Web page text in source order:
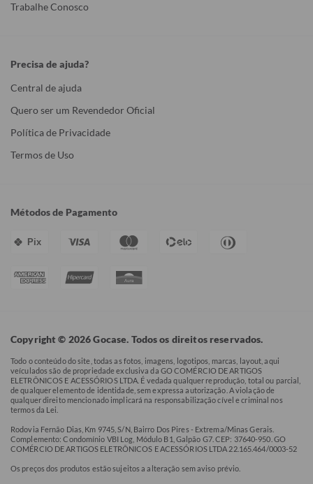
Trabalhe Conosco
Precisa de ajuda?
Central de ajuda
Quero ser um Revendedor Oficial
Política de Privacidade
Termos de Uso
Métodos de Pagamento
Pix
Copyright © 2026 Gocase. Todos os direitos reservados.
Todo o conteúdo do site, todas as fotos, imagens, logotipos, marcas, layout, aqui
veículados são de propriedade exclusiva da GO COMÉRCIO DE ARTIGOS
ELETRÔNICOS E ACESSÓRIOS LTDA. É vedada qualquer reprodução, total ou parcial,
de qualquer elemento de identidade, sem expressa autorização. A violação de
qualquer direito mencionado implicará na responsabilização cível e criminal nos
termos da Lei.
Rodovia Fernão Dias, Km 9745, S/N, Bairro Dos Pires - Extrema/Minas Gerais.
Complemento: Condomínio VBI Log, Módulo B1, Galpão G7. CEP: 37640-950. GO
COMÉRCIO DE ARTIGOS ELETRÔNICOS E ACESSÓRIOS LTDA 22.165.464/0003-52
Os preços dos produtos estão sujeitos a alteração sem aviso prévio.